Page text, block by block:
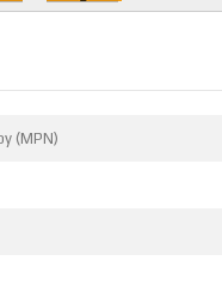
(MPN)